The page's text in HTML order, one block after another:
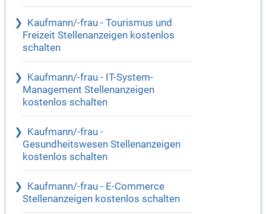
Kaufmann/-frau - Tourismus und
Freizeit Stellenanzeigen kostenlos
schalten
Kaufmann/-frau - IT-System-
Management Stellenanzeigen
kostenlos schalten
Kaufmann/-frau -
Gesundheitswesen Stellenanzeigen
kostenlos schalten
Kaufmann/-frau - E-Commerce
Stellenanzeigen kostenlos schalten